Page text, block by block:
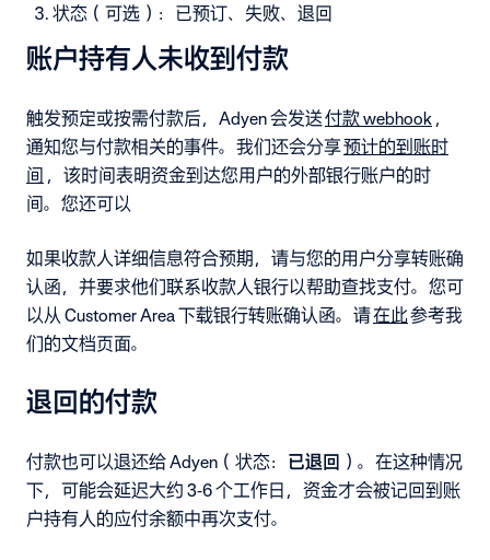
状态（可选）：已预订、失败、退回
账户持有人未收到付款
触发预定或按需付款后，Adyen 会发送付款 webhook ，
通知您与付款相关的事件。我们还会分享预计的到账时
间 ，该时间表明资金到达您用户的外部银行账户的时
间。您还可以
如果收款人详细信息符合预期，请与您的用户分享转账确
认函，并要求他们联系收款人银行以帮助查找支付。您可
以从 Customer Area 下载银行转账确认函。请在此参考我
们的文档页面。
退回的付款
付款也可以退还给 Adyen（状态： 已退回 ）。在这种情况
下，可能会延迟大约 3-6 个工作日，资金才会被记回到账
户持有人的应付余额中再次支付。